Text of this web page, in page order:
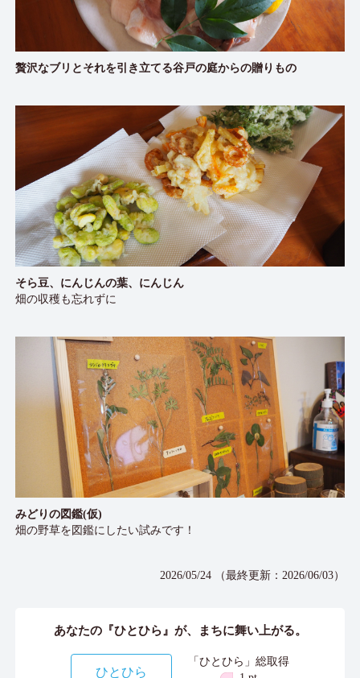
贅沢なブリとそれを引き立てる谷戸の庭からの贈りもの
そら豆、にんじんの葉、にんじん
畑の収穫も忘れずに
みどりの図鑑(仮)
畑の野草を図鑑にしたい試みです！
2026/05/24 （最終更新：2026/06/03）
あなたの『ひとひら』が、まちに舞い上がる。
ひとひら
「ひとひら」総取得